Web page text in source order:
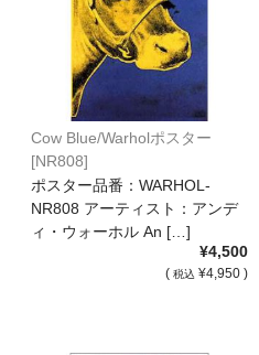
Cow Blue/Warholポスター
[NR808]
ポスター品番：WARHOL-
NR808 アーティスト：アンデ
ィ・ウォーホル An […]
¥4,500
( 税込 ¥4,950 )